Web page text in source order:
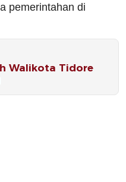
pemerintahan di
Walikota Tidore